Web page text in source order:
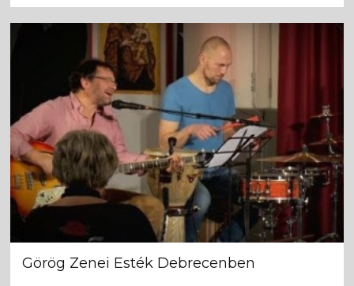
Görög Zenei Esték Debrecenben